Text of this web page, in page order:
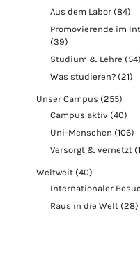
Aus dem Labor (84)
Promovierende im
(39)
Studium & Lehre (54)
Was studieren? (21)
Unser Campus (255)
Campus aktiv (40)
Uni-Menschen (106)
Versorgt & vernetzt
Weltweit (40)
Internationaler
Raus in die Welt (28)